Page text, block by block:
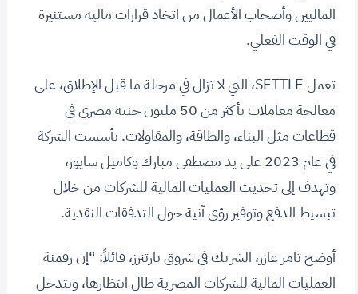
الماليين وأصحاب الأعمال من اتخاذ قرارات مالية مستنيرة
في الوقت الفعلي.
تعمل SETTLE، التي لا تزال في مرحلة ما قبل الإطلاق، على
معالجة معاملات بأكثر من 50 مليون جنيه مصري في
قطاعات مثل البناء، والطاقة، والمقاولات. تأسست الشركة
في عام 2023 على يد مصطفى مبارك وكاميل سايور،
وتهدف إلى تحديث العمليات المالية للشركات من خلال
تبسيط الدفع وتوفير رؤى آنية حول التدفقات النقدية.
أوضح تامر عازر، الشريك في شروق بارتنرز، قائلاً: “إن رقمنة
العمليات المالية للشركات المصرية طال انتظارها، وتتدخل